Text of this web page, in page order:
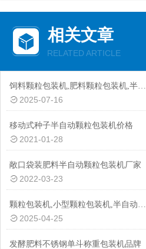
相关文章
RELATED ARTICLE
饲料颗粒包装机,肥料颗粒包装机,半自动颗粒包装机厂家
2025-07-16
移动式种子半自动颗粒包装机价格
2021-01-28
敞口袋装肥料半自动颗粒包装机厂家
2022-03-23
颗粒包装机,小型颗粒包装机,半自动颗粒包装机批发价
2025-04-25
发酵肥料不锈钢单斗称重包装机品牌